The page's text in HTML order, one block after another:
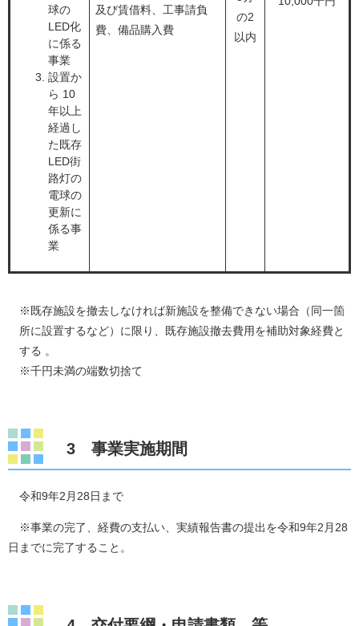
球の
LED化
に係る
事業
設置か
ら 10
年以上
経過し
た既存
LED街
路灯の
電球の
更新に
係る事
業
及び賃借料、工事請負
費、備品購入費
の2
以内
※既存施設を撤去しなければ新施設を整備できない場合（同一箇
所に設置するなど）に限り、既存施設撤去費用を補助対象経費と
する 。​
※千円未満の端数切捨て
3 事業実施期間
令和9年2月28日まで
※事業の完了、経費の支払い、実績報告書の提出を令和9年2月28
日までに完了すること。